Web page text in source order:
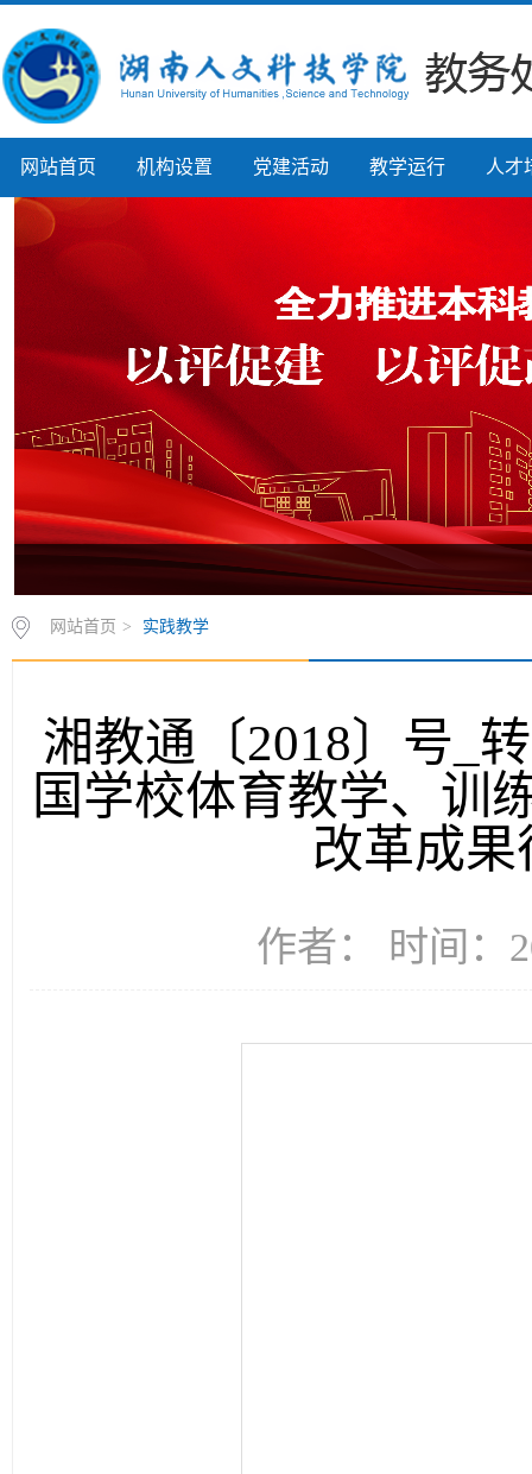
网站首页 机构设置 党建活动 教学运行 人才
网站首页 > 实践教学
湘教通〔2018〕号_
国学校体育教学、训
改革成
作者： 时间：